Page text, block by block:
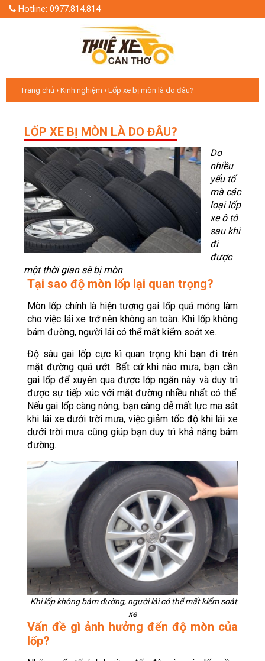
Hotline: 0977.814.814
Trang chủ › Kinh nghiệm › Lốp xe bị mòn là do đâu?
LỐP XE BỊ MÒN LÀ DO ĐÂU?
Do
nhiều
yếu tố
mà các
loại lốp
xe ô tô
sau khi
đi
được
một thời gian sẽ bị mòn
Tại sao độ mòn lốp lại quan trọng?
Mòn lốp chính là hiện tượng gai lốp quá mỏng làm
cho việc lái xe trở nên không an toàn. Khi lốp không
bám đường, người lái có thể mất kiểm soát xe.
Độ sâu gai lốp cực kì quan trọng khi bạn đi trên
mặt đường quá ướt. Bất cứ khi nào mưa, bạn cần
gai lốp để xuyên qua được lớp ngăn này và duy trì
được sự tiếp xúc với mặt đường nhiều nhất có thể.
Nếu gai lốp càng nông, bạn càng dễ mất lực ma sát
khi lái xe dưới trời mưa, việc giảm tốc độ khi lái xe
dưới trời mưa cũng giúp bạn duy trì khả năng bám
đường.
Khi lốp không bám đường, người lái có thể mất kiểm soát
xe
Vấn đề gì ảnh hưởng đến độ mòn của
lốp?